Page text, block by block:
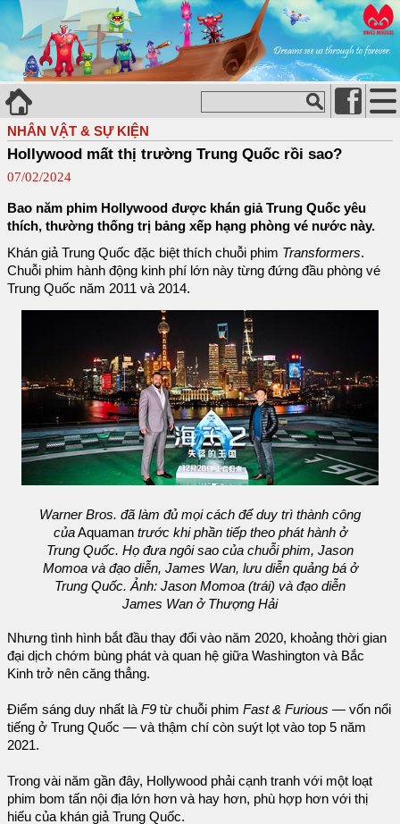
NHÂN VẬT & SỰ KIỆN
Hollywood mất thị trường Trung Quốc rồi sao?
07/02/2024
Bao năm phim Hollywood được khán giả Trung Quốc yêu
thích, thường thống trị bảng xếp hạng phòng vé nước này.
Khán giả Trung Quốc đặc biệt thích chuỗi phim Transformers.
Chuỗi phim hành động kinh phí lớn này từng đứng đầu phòng vé
Trung Quốc năm 2011 và 2014.
Warner Bros. đã làm đủ mọi cách để duy trì thành công
củaAquaman trước khi phần tiếp theo phát hành ở
Trung Quốc. Họ đưa ngôi sao của chuỗi phim, Jason
Momoa và đạo diễn, James Wan, lưu diễn quảng bá ở
Trung Quốc. Ảnh: Jason Momoa (trái) và đạo diễn
James Wan ở Thượng Hải
Nhưng tình hình bắt đầu thay đổi vào năm 2020, khoảng thời gian
đại dịch chớm bùng phát và quan hệ giữa Washington và Bắc
Kinh trở nên căng thẳng.
Điểm sáng duy nhất là F9 từ chuỗi phim Fast & Furious — vốn nổi
tiếng ở Trung Quốc — và thậm chí còn suýt lọt vào top 5 năm
2021.
Trong vài năm gần đây, Hollywood phải cạnh tranh với một loạt
phim bom tấn nội địa lớn hơn và hay hơn, phù hợp hơn với thị
hiếu của khán giả Trung Quốc.